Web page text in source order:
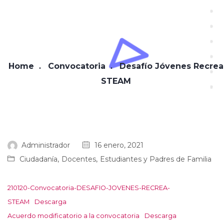
Home Convocatoria
Desafío Jóvenes Recrea
STEAM
Administrador
16 enero, 2021
Ciudadanía, Docentes, Estudiantes y Padres de Familia
210120-Convocatoria-DESAFIO-JOVENES-RECREA-
STEAM
Descarga
Acuerdo modificatorio a la convocatoria
Descarga